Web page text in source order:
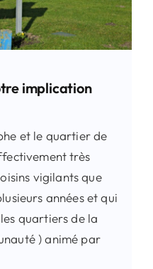
implication
et le quartier de
très
vigilants que
années et qui
quartiers de la
) animé par